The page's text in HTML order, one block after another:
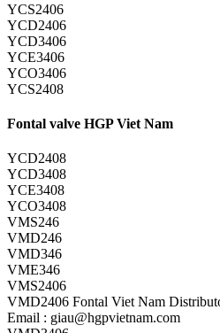
YCS2406
YCD2406
YCD3406
YCE3406
YCO3406
YCS2408
Fontal valve HGP Viet Nam
YCD2408
YCD3408
YCE3408
YCO3408
VMS246
VMD246
VMD346
VME346
VMS2406
VMD2406 Fontal Viet Nam
Email : giau@hgpvietnam.com